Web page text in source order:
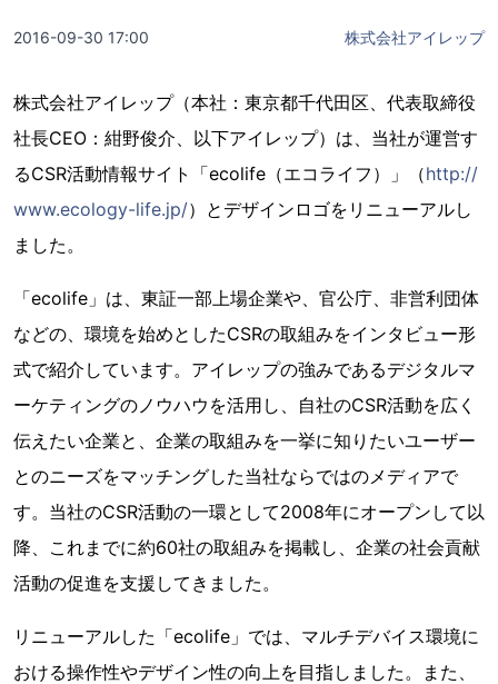
2016-09-30 17:00 株式会社アイレップ
株式会社アイレップ（本社：東京都千代田区、代表取締役
社長CEO：紺野俊介、以下アイレップ）は、当社が運営す
るCSR活動情報サイト「ecolife（エコライフ）」（http://
www.ecology-life.jp/）とデザインロゴをリニューアルし
ました。
「ecolife」は、東証一部上場企業や、官公庁、非営利団体
などの、環境を始めとしたCSRの取組みをインタビュー形
式で紹介しています。アイレップの強みであるデジタルマ
ーケティングのノウハウを活用し、自社のCSR活動を広く
伝えたい企業と、企業の取組みを一挙に知りたいユーザー
とのニーズをマッチングした当社ならではのメディアで
す。当社のCSR活動の一環として2008年にオープンして以
降、これまでに約60社の取組みを掲載し、企業の社会貢献
活動の促進を支援してきました。
リニューアルした「ecolife」では、マルチデバイス環境に
おける操作性やデザイン性の向上を目指しました。また、